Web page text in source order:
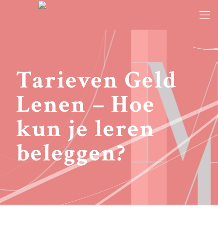
Tarieven Geld
Lenen – Hoe
kun je leren
beleggen?